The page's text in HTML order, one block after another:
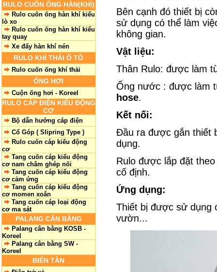
RULO CUỐN ỐNG HÀN(KHÍ)
Rulo cuốn ống hàn khí kiểu
lò xo
Rulo cuốn ống hàn khí kiểu
tay quay
Xe đẩy hàn khí nén
RULO KHÍ THẢI Ô TÔ
Rulo cuốn ống khí thải
ỐNG HƠI
Cuộn ống hơi - Koreel
RULO CÁP ĐIỆN KIỂU ĐỘNG
CƠ
Bộ dẫn hướng cáp điện
Cổ Góp ( Slipring Type )
Rulo cuốn cáp kiểu động
cơ
Tang cuốn cáp kiểu động
cơ nam châm ghép nối
Tang cuốn cáp kiểu động
cơ cảm ứng
Tang cuốn cáp kiểu động
cơ momen xoắn
Tang cuốn cáp loại động
cơ ma sát
PALANG CÂN BẰNG
Palang cân bằng KOSB -
Koreel
Palang cân bằng SW -
Koreel
BIẾN TẦN
Bên cạnh đó thiết bị
sử dụng có thể làm
không gian.
Vật liệu:
Thân Rulo: được làm
Ống nước : được làm
hose.
Kết nối:
Đầu ra được gắn thiết
dụng.
Rulo được lắp đặt
cố định.
Ứng dụng:
Thiết bị được sử dụng
vườn...